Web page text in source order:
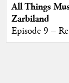
All Things
Zarbiland
Episode 9 –